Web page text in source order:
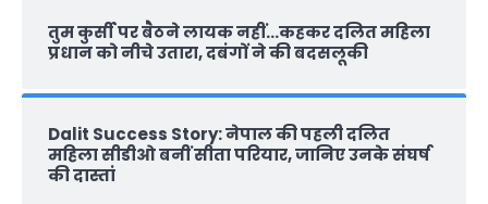
तुम कुर्सी पर बैठने लायक नहीं…कहकर दलित महिला
प्रधान को नीचे उतारा, दबंगों ने की बदसलूकी
Dalit Success Story: नेपाल की पहली दलित
महिला सीडीओ बनीं सीता परियार, जानिए उनके संघर्ष
की दास्‍तां